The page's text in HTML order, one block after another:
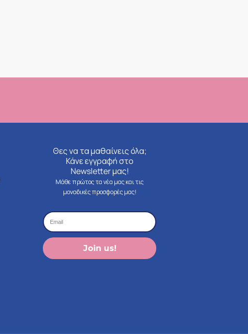
Θες να τα μαθαίνεις όλα;
Κάνε εγγραφή στο
Newsletter μας!
Μάθε πρώτος τα νέα μας και τις
μοναδικές προσφορές μας!
Join us!